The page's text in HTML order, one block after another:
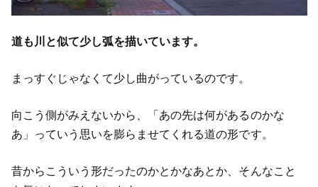
道も川と似て少し弧を描いています。
まっすぐじゃなくて少し曲がっているのです。
向こう側がみえないから、「あの先は何があるのかな
あ」っていう思いを膨らませてくれる道の形です。
昔からこういう形だったのかとかなあとか、そんなこと